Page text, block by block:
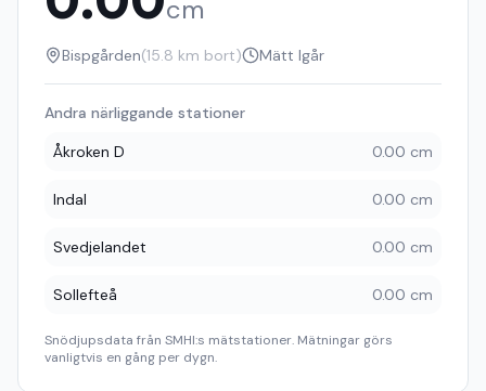
cm
Bispgården(15.8 km bort) Mätt Igår
Andra närliggande stationer
Åkroken D
0.00 cm
Indal 0.00 cm
Svedjelandet 0.00 cm
Sollefteå 0.00 cm
Snödjupsdata från SMHI:s mätstationer. Mätningar görs
vanligtvis en gång per dygn.